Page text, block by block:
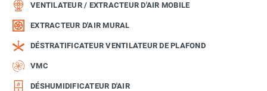
VENTILATEUR / EXTRACTEUR D'AIR MOBILE
EXTRACTEUR D'AIR MURAL
DÉSTRATIFICATEUR VENTILATEUR DE PLAFOND
VMC
DÉSHUMIDIFICATEUR D'AIR